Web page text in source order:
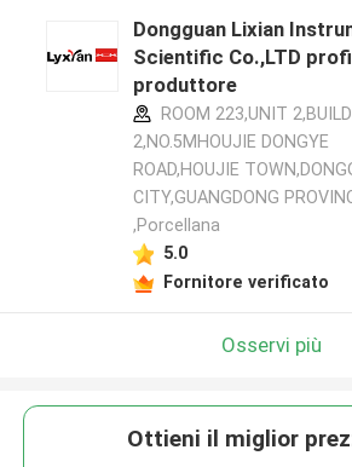
Dongguan Lixian
Scientific Co.,LTD
produttore
ROOM 223,UNIT
2,NO.5MHOUJIE DONGYE
ROAD,HOUJIE
CITY,GUANGDONG
,Porcellana
5.0
Fornitore verificato
Osservi più
Ottieni il miglior